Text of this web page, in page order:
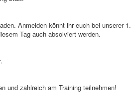
Anmelden könnt ihr euch bei unserer 1.
Tag auch absolviert werden.
und zahlreich am Training teilnehmen!